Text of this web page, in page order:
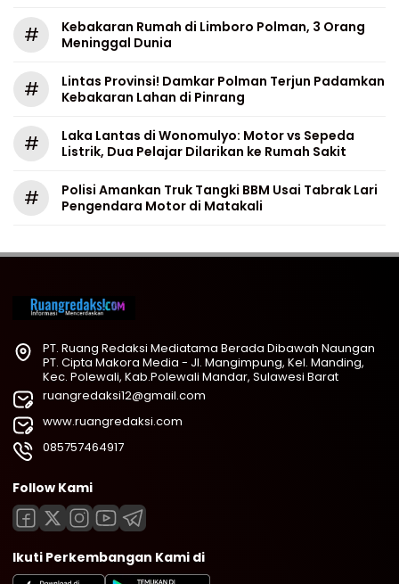
#
Kebakaran Rumah di Limboro Polman, 3 Orang
Meninggal Dunia
#
Lintas Provinsi! Damkar Polman Terjun Padamkan
Kebakaran Lahan di Pinrang
#
Laka Lantas di Wonomulyo: Motor vs Sepeda
Listrik, Dua Pelajar Dilarikan ke Rumah Sakit
#
Polisi Amankan Truk Tangki BBM Usai Tabrak Lari
Pengendara Motor di Matakali
PT. Ruang Redaksi Mediatama Berada Dibawah Naungan
PT. Cipta Makora Media - Jl. Mangimpung, Kel. Manding,
Kec. Polewali, Kab.Polewali Mandar, Sulawesi Barat
ruangredaksi12@gmail.com
www.ruangredaksi.com
085757464917
Follow Kami
Ikuti Perkembangan Kami di